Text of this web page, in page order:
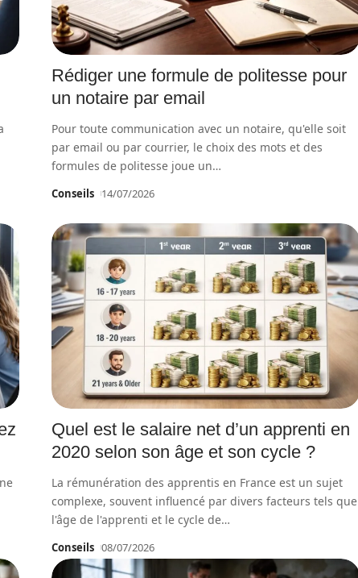
Rédiger une formule de politesse pour
un notaire par email
Pour toute communication avec un notaire, qu'elle soit
par email ou par courrier, le choix des mots et des
formules de politesse joue un…
Conseils 14/07/2026
Quel est le salaire net d’un apprenti en
2020 selon son âge et son cycle ?
La rémunération des apprentis en France est un sujet
complexe, souvent influencé par divers facteurs tels que
l'âge de l'apprenti et le cycle de…
Conseils 08/07/2026